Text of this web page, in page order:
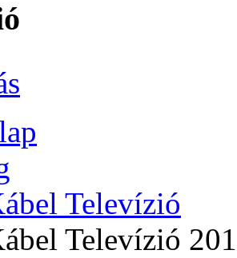
Televízió
Televízió